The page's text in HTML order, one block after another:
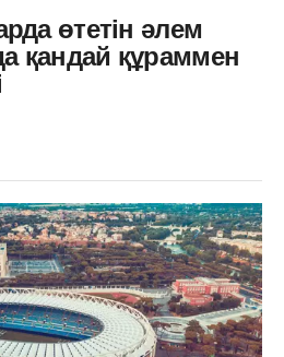
өтетін әлем
қандай құраммен